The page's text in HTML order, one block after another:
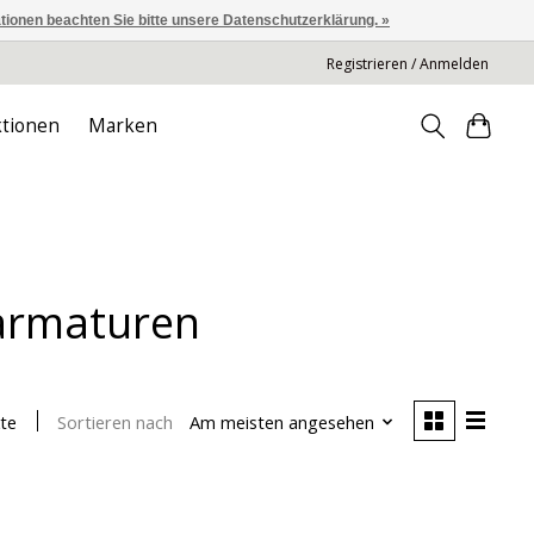
Registrieren / Anmelden
Marken
Sortieren nach Am meisten angesehen
beachten Sie bitte unsere Datenschutzerklärung. »